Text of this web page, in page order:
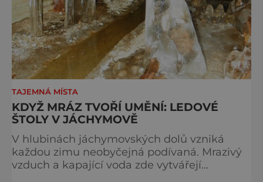
TAJEMNÁ MÍSTA
KDYŽ MRÁZ TVOŘÍ UMĚNÍ: LEDOVÉ
ŠTOLY V JÁCHYMOVĚ
V hlubinách jáchymovských dolů vzniká
každou zimu neobyčejná podívaná. Mrazivý
vzduch a kapající voda zde vytvářejí